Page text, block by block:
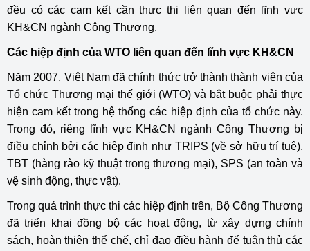
đều có các cam kết cần thực thi liên quan đến lĩnh vực
KH&CN ngành Công Thương.
Các hiệp định của WTO liên quan đến lĩnh vực KH&CN
Năm 2007, Việt Nam đã chính thức trở thành thành viên của
Tổ chức Thương mại thế giới (WTO) và bắt buộc phải thực
hiện cam kết trong hệ thống các hiệp định của tổ chức này.
Trong đó, riêng lĩnh vực KH&CN ngành Công Thương bị
điều chỉnh bởi các hiệp định như TRIPS (về sở hữu trí tuệ),
TBT (hàng rào kỹ thuật trong thương mại), SPS (an toàn và
vệ sinh động, thực vật).
Trong quá trình thực thi các hiệp định trên, Bộ Công Thương
đã triển khai đồng bộ các hoạt động, từ xây dựng chính
sách, hoàn thiện thể chế, chỉ đạo điều hành để tuân thủ các